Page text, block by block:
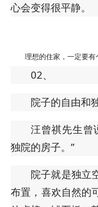
心会变得很平静。
理想的住家，一定要有
02、
院子的自由和
汪曾祺先生曾
独院的房子。”
院子就是独立
布置，喜欢自然的